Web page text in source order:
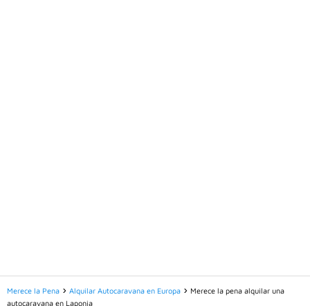
Merece la Pena Alquilar Autocaravana en Europa
Merece la pena alquilar una
autocaravana en Laponia